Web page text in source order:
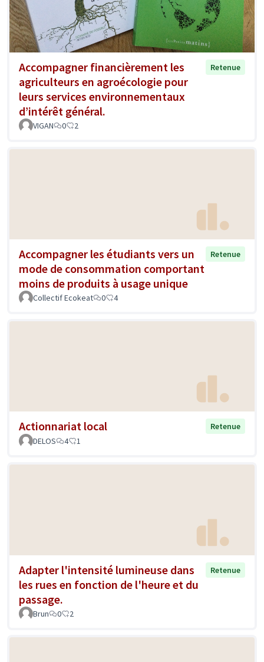
Accompagner financièrement les
agriculteurs en agroécologie pour
leurs services environnementaux
d’intérêt général.
Retenue
VIGAN 0 2
Accompagner les étudiants vers un
mode de consommation comportant
moins de produits à usage unique
Retenue
Collectif Ecokeat 0 4
Actionnariat local
Retenue
DELOS
4 1
Adapter l'intensité lumineuse dans
les rues en fonction de l'heure et du
passage.
Retenue
Brun 0 2